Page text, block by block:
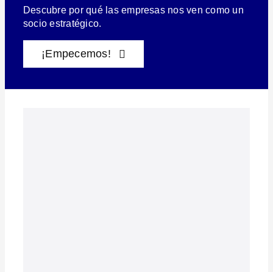
Descubre por qué las empresas nos ven como un
socio estratégico.
¡Empecemos!